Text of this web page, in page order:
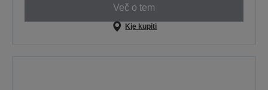
Več o tem
Kje kupiti